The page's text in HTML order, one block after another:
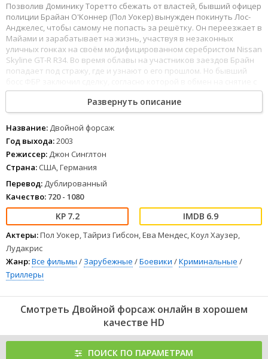
Позволив Доминику Торетто сбежать от властей, бывший офицер
полиции Брайан О'Коннер (Пол Уокер) вынужден покинуть Лос-
Анджелес, чтобы самому не попасть за решётку. Он переезжает в
Майами и зарабатывает на жизнь, участвуя в незаконных
уличных гонках на своём модифицированном серебристом Nissan
Skyline GT-R R34. Во время облавы на участников заездов Брайн
попадает под стражу, где и узнают о его прошлом. Но бывший
него судимости О'Коннер должен внедриться и разоблачить
аргентинского наркобарона Картера Верон (Коул Хаузер). В этом
ему поможет агент Моника Фуэнтес (Ева Мендес), которая
работает у криминального авторитета под прикрытием уже год.
Вместе с верным помощником Романом Пирсом (Тайриз Гибсон)
Брайн пытается поступить на службу, но сначала они должны
пройти испытание. После успешной проверки им дают
настоящее задание — доставить крупную сумму денег на
аэродром. При подготовке Брайн и Роман понимают, что полиция
только помешает выполнить задание, а Верон уже догадывается
о их связи с ФБР. Гонщики решают провернуть свой собственный
план.
101 102 103104105106107 108 109 110111 112 113 114 115 116117
118
Двойной форсаж (2003) вы можете смотреть онлайн бесплатно
в хорошем качестве полностью на русском языке на любом
устройстве.
Развернуть описание
Название: Двойной форсаж
Год выхода:2003
Режиссер: Джон Синглтон
Страна: США, Германия
Перевод: Дублированный
Качество: 720 - 1080
7.2 6.9
Актеры:Пол Уокер, Тайриз Гибсон, Ева Мендес, Коул Хаузер,
Лудакрис
Жанр:Все фильмы / Зарубежные /Боевики /Криминальные /
Триллеры
Смотреть Двойной форсаж онлайн в хорошем
качестве HD
ПОИСК ПО ПАРАМЕТРАМ